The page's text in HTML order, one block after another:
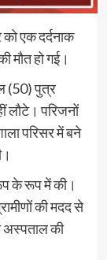
को एक दर्दनाक
मौत हो गई।
(50) पुत्र
लौटे। परिजनों
परिसर में बने
के रूप में की।
की मदद से
अस्पताल की